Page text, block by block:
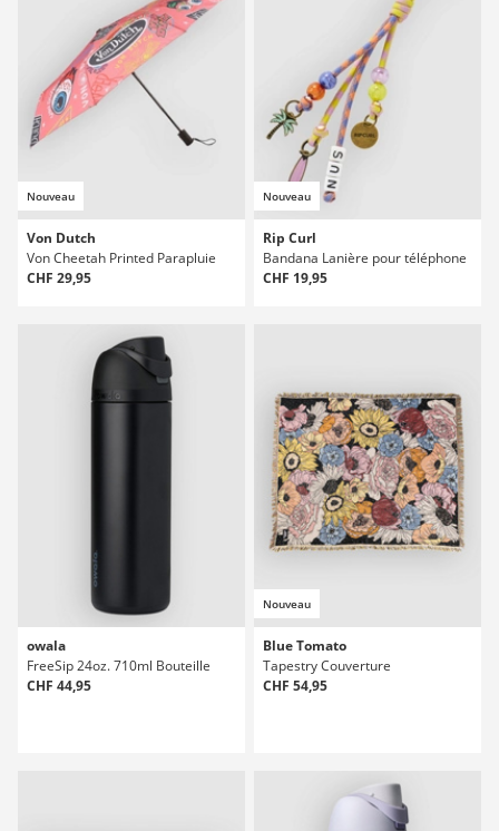
Nouveau
Von Dutch
Von Cheetah Printed Parapluie
CHF 29,95
Nouveau
Rip Curl
Bandana Lanière pour téléphone
CHF 19,95
owala
FreeSip 24oz. 710ml Bouteille
CHF 44,95
Nouveau
Blue Tomato
Tapestry Couverture
CHF 54,95